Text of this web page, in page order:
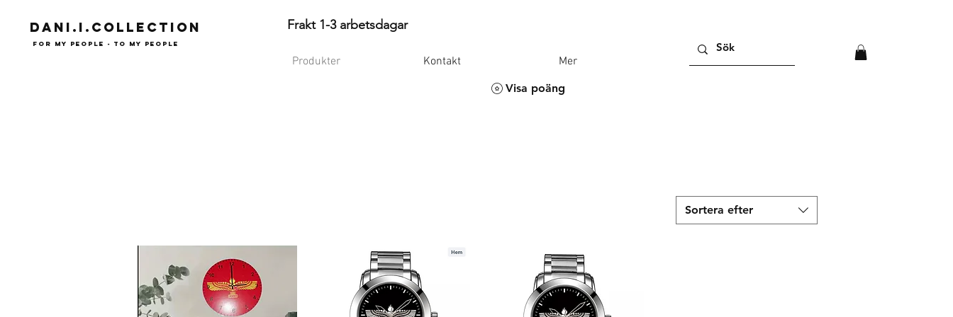
Dani.i.collection Frakt 1-3 arbetsdagar
Produkter Kontakt Mer
For my people - To my people
Visa poäng
Sortera efter